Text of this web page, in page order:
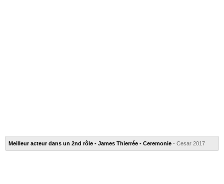
Meilleur acteur dans un 2nd rôle - James Thierrée - Ceremonie - Cesar 2017